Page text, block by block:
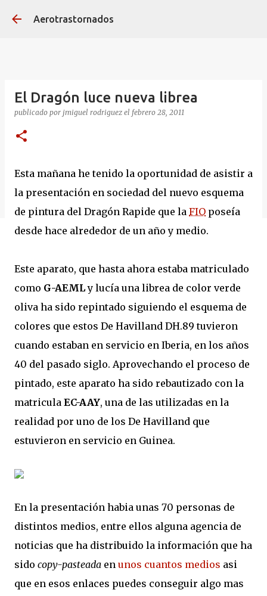
Aerotrastornados
El Dragón luce nueva librea
publicado por jmiguel rodriguez el febrero 28, 2011
Esta mañana he tenido la oportunidad de asistir a
la presentación en sociedad del nuevo esquema
de pintura del Dragón Rapide que la FIO poseía
desde hace alrededor de un año y medio.
Este aparato, que hasta ahora estaba matriculado
como G-AEMLy lucía una librea de color verde
oliva ha sido repintado siguiendo el esquema de
colores que estos De Havilland DH.89 tuvieron
cuando estaban en servicio en Iberia, en los años
40 del pasado siglo. Aprovechando el proceso de
pintado, este aparato ha sido rebautizado con la
matricula EC-AAY, una de las utilizadas en la
realidad por uno de los De Havilland que
estuvieron en servicio en Guinea.
En la presentación habia unas 70 personas de
distintos medios, entre ellos alguna agencia de
noticias que ha distribuido la información que ha
sido copy-pasteada en unos cuantos medios asi
que en esos enlaces puedes conseguir algo mas